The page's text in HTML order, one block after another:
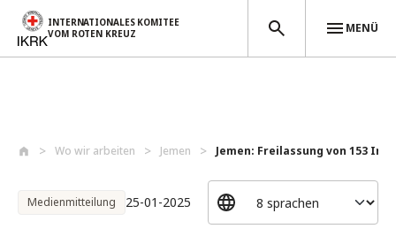
INTERNATIONALES KOMITEE
VOM ROTEN KREUZ
MENÜ
Wo wir arbeiten Jemen Jemen: Freilassung von 153
Medienmitteilung 25-01-2025